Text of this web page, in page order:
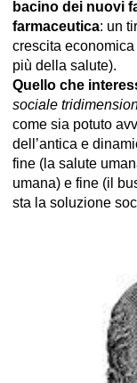
bacino dei nuovi
farmaceutica: un
crescita economica
più della salute).
Quello che
sociale
come sia potuto
dell’antica e
fine (la salute
umana) e fine (il
sta la soluzione